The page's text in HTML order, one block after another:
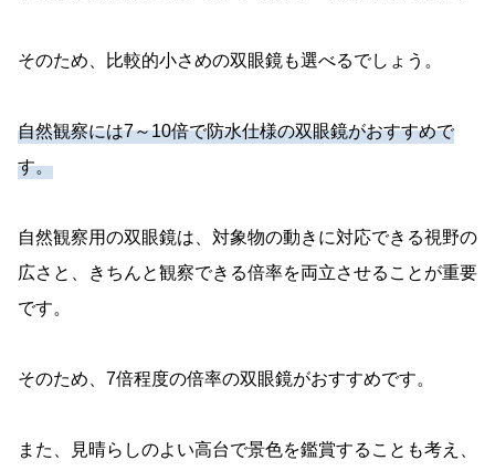
そのため、比較的小さめの双眼鏡も選べるでしょう。
自然観察には7～10倍で防水仕様の双眼鏡がおすすめで
す。
自然観察用の双眼鏡は、対象物の動きに対応できる視野の
広さと、きちんと観察できる倍率を両立させることが重要
です。
そのため、7倍程度の倍率の双眼鏡がおすすめです。
また、見晴らしのよい高台で景色を鑑賞することも考え、